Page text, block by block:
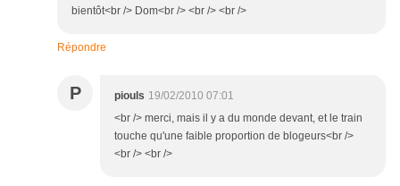
bientôt<br /> Dom<br /> <br /> <br />
Répondre
P piouls 19/02/2010 07:01
<br /> merci, mais il y a du monde devant, et le train
touche qu'une faible proportion de blogeurs<br />
<br /> <br />